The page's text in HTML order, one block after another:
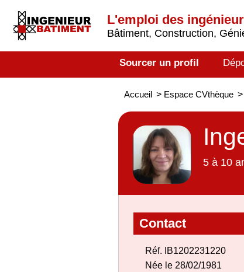
L'emploi des
Bâtiment, Construction,
Sourcer un profil
Accueil > Espace CVthèque >
5 à 10
Contact
Réf. IB1202231220
Née le 28/02/1981